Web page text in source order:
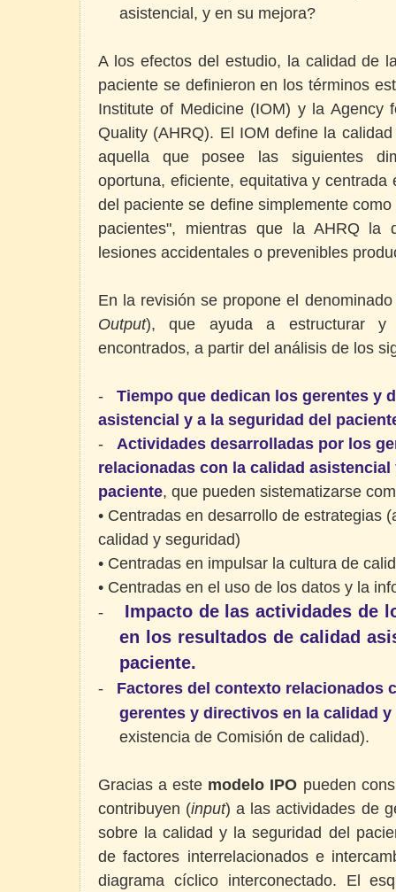
asistencial, y en su mejora?
A los efectos del estudio, la calidad de
paciente se definieron en los términos
Institute of Medicine (IOM) y la Agency
Quality (AHRQ). El IOM define la
aquella que posee las siguientes
oportuna, eficiente, equitativa y centrada
del paciente se define simplemente
pacientes", mientras que la AHRQ la
lesiones accidentales o prevenibles
En la revisión se propone el
Output), que ayuda a estructurar y
encontrados, a partir del análisis de los
- Tiempo que dedican los gerentes y
asistencial y a la seguridad del
- Actividades desarrolladas por los
relacionadas con la calidad
paciente, que pueden sistematizarse
• Centradas en desarrollo de estrategias
calidad y seguridad)
• Centradas en impulsar la cultura de
• Centradas en el uso de los datos y la
-
Impacto de las actividades de
en los resultados de calidad
paciente.
-
Factores del contexto relacionados
gerentes y directivos en la calidad
existencia de Comisión de calidad).
Gracias a este modelo IPO pueden
contribuyen (input) a las actividades de
sobre la calidad y la seguridad del
de factores interrelacionados e
diagrama cíclico interconectado. El